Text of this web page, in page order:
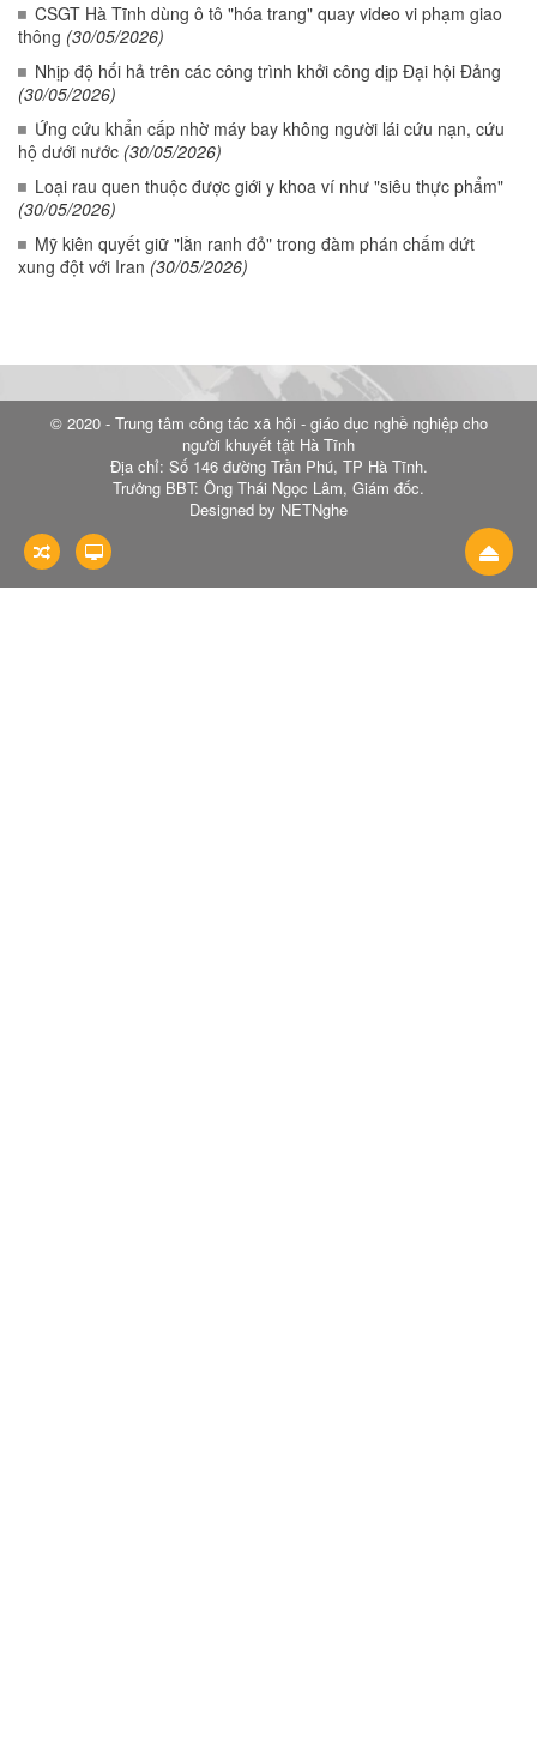
CSGT Hà Tĩnh dùng ô tô "hóa trang" quay video vi phạm giao
thông (30/05/2026)
Nhịp độ hối hả trên các công trình khởi công dịp Đại hội Đảng
(30/05/2026)
Ứng cứu khẩn cấp nhờ máy bay không người lái cứu nạn, cứu
hộ dưới nước (30/05/2026)
Loại rau quen thuộc được giới y khoa ví như "siêu thực phẩm"
(30/05/2026)
Mỹ kiên quyết giữ "lằn ranh đỏ" trong đàm phán chấm dứt
xung đột với Iran (30/05/2026)
© 2020 - Trung tâm công tác xã hội - giáo dục nghề nghiệp cho
người khuyết tật Hà Tĩnh
Địa chỉ: Số 146 đường Trần Phú, TP Hà Tĩnh.
Trưởng BBT: Ông Thái Ngọc Lâm, Giám đốc.
Designed by NETNghe